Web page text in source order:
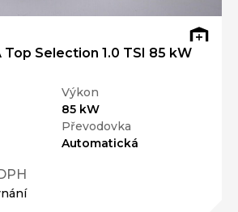
Top Selection 1.0 TSI 85 kW
Výkon
85 kW
Převodovka
Automatická